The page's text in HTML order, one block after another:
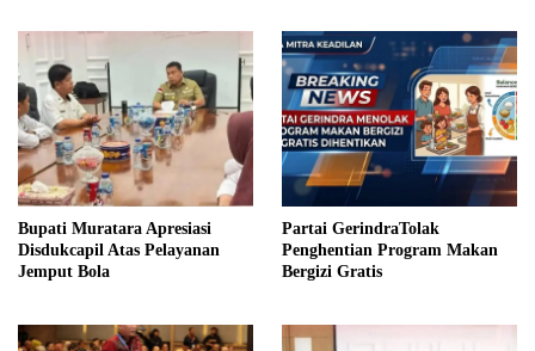
Bupati Muratara Apresiasi
Disdukcapil Atas Pelayanan
Jemput Bola
Partai GerindraTolak
Penghentian Program Makan
Bergizi Gratis